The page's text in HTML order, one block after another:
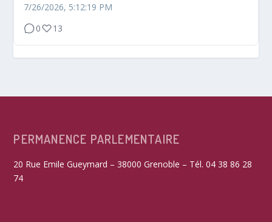
7/26/2026, 5:12:19 PM
0
13
PERMANENCE PARLEMENTAIRE
20 Rue Emile Gueymard – 38000 Grenoble – Tél. 04 38 86 28
74